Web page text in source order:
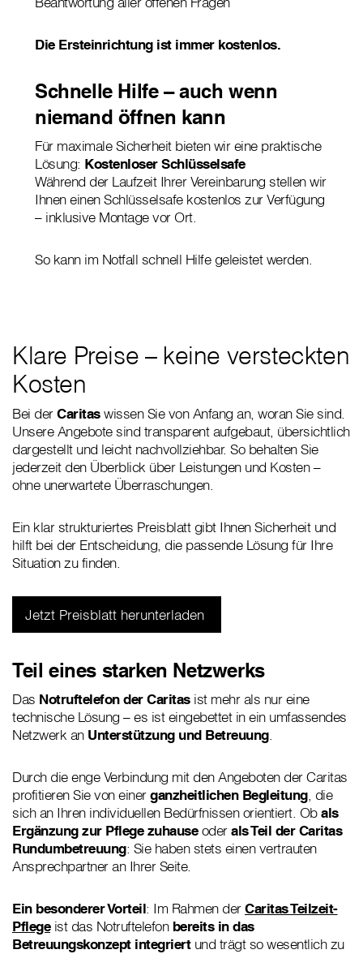
Die Ersteinrichtung ist immer kostenlos.
Schnelle Hilfe – auch wenn
niemand öffnen kann
Für maximale Sicherheit bieten wir eine praktische
Lösung: Kostenloser Schlüsselsafe
Während der Laufzeit Ihrer Vereinbarung stellen wir
Ihnen einen Schlüsselsafe kostenlos zur Verfügung
– inklusive Montage vor Ort.
So kann im Notfall schnell Hilfe geleistet werden.
Klare Preise – keine versteckten
Kosten
Bei derCaritaswissen Sie von Anfang an, woran Sie sind.
Unsere Angebote sind transparent aufgebaut, übersichtlich
dargestellt und leicht nachvollziehbar. So behalten Sie
jederzeit den Überblick über Leistungen und Kosten –
ohne unerwartete Überraschungen.
Ein klar strukturiertes Preisblatt gibt Ihnen Sicherheit und
hilft bei der Entscheidung, die passende Lösung für Ihre
Situation zu finden.
Jetzt Preisblatt herunterladen
Teil eines starken Netzwerks
Das Notruftelefon der Caritasist mehr als nur eine
technische Lösung – es ist eingebettet in ein umfassendes
Netzwerk an Unterstützung und Betreuung.
Durch die enge Verbindung mit den Angeboten der Caritas
profitieren Sie von einerganzheitlichen Begleitung, die
sich an Ihren individuellen Bedürfnissen orientiert. Obals
Ergänzung zur Pflege zuhauseoderals Teil der Caritas
Rundumbetreuung: Sie haben stets einen vertrauten
Ansprechpartner an Ihrer Seite.
Ein besonderer Vorteil: Im Rahmen derCaritas Teilzeit-
Pflegeist das Notruftelefon bereits in das
Betreuungskonzept integriertund trägt so wesentlich zu